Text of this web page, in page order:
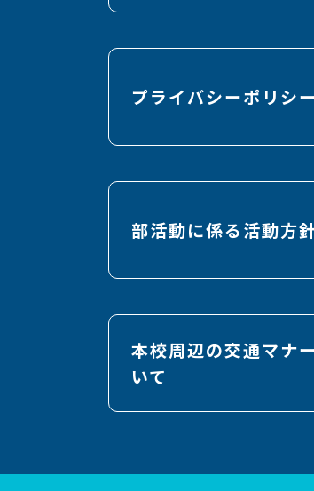
プライバシーポリシー
部活動に係る活動方
本校周辺の交通マナ
いて